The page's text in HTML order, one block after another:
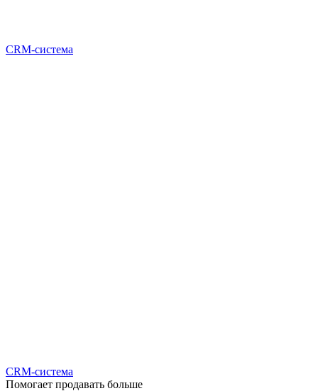
CRM-система
CRM-система
Помогает продавать больше